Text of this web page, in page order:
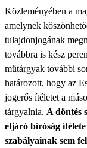
Közleményében a
amelynek
tulajdonjogának
továbbra is kész
műtárgyak további
határozott, hogy az
jogerős ítéletet a
tárgyalnia. A döntés
eljáró bíróság
szabályainak sem